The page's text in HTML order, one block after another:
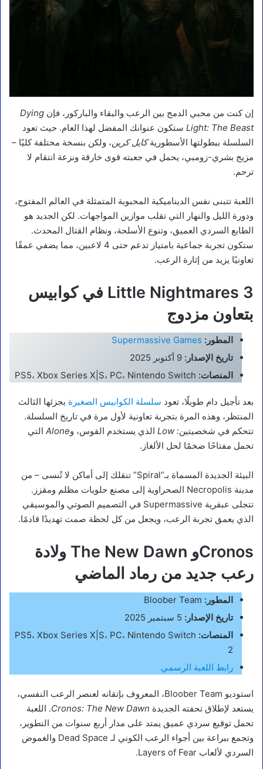
إن كنت من محبي الدمج بين الرعب والبقاء والباركور، فإن Dying
Light: The Beast ستكون عنوانك المفضل لهذا العام. حيث تعود
السلسلة ببطولتها الأسطوريةكايل كرين، ولكن بنسخة مختلفة كليًا –
مزيج بشري-زومبي، يحمل في جعبته قوى خارقة ونزعة انتقام لا
ترحم.
اللعبة تتبنى نفس الديناميكية المحبوبة المتمثلة في العالم المفتوح،
ودورة الليل والنهار التي تقلب موازين المواجهات. لكن الجديد هو
الطابع السردي العميق، وتنوع الأسلحة، ونظام القتال المحدث.
ستكون تجربة جماعية بامتياز تدعم حتى 4 لاعبين، مما يضفي عمقًا
تعاونيًا يزيد من إثارة الرعب.
Little Nightmares 3 في كوابيس
بتعاون مزدوج
المطور: Supermassive Games
تاريخ الإصدار:
المنصات:
بعد تأجيل دام طويلًا، تعود سلسلة الكوابيس الصغيرة بجزئها الثالث
المنتظر، وهذه المرة بتجربة تعاونية لأول مرة في تاريخ السلسلة.
تتحكم في شخصيتين: Low الذي يستخدم القوس، وAlone التي
تحمل مفتاحًا ضخمًا لحل الألغاز.
البيئة الجديدة المسماة بـ”Spiral” تنقلك إلى أماكن لا تُنسى – من
مدينة Necropolis الصحراوية إلى مصنع حلويات مظلم ومقزز.
تتجلى عبقرية Supermassive في التصميم الصوتي والموسيقي
الذي يعمق تجربة الرعب، ويجعل من كل لحظة صمت تهديدًا قادمًا.
Cronosو The New Dawn ولادة
رعب جديد من رماد الماضي
المطور:
تاريخ الإصدار:
المنصات: PS5، Xbox Series X|S، PC، Nintendo Switch
2
رابط اللعبة الرسمي
استوديو Bloober Team، المعروف بإتقانه لعنصر الرعب النفسي،
يستعد لإطلاق تحفته الجديدة Cronos: The New Dawn. اللعبة
تحمل توقيع سردي عميق يمتد على مدار أربع سنوات من التطوير،
وتجمع ببراعة بين أجواء الرعب الكوني لـ Dead Space والغموض
السردي لألعاب Layers of Fear.